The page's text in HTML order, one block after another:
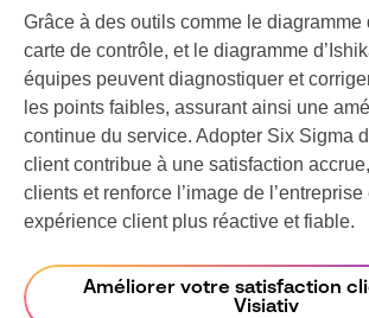
Grâce à des outils comme le diagramme
carte de contrôle, et le diagramme
équipes peuvent diagnostiquer et
les points faibles, assurant ainsi une
continue du service. Adopter Six Sigma
client contribue à une satisfaction
clients et renforce l’image de
expérience client plus réactive et fiable.
Améliorer votre satisfaction
Visiativ